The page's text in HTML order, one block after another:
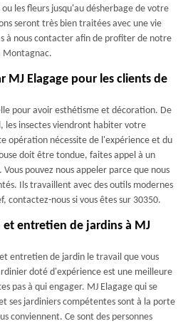
les fleurs jusqu'au désherbage de votre
seront très bien traitées avec une vie
à nous contacter afin de profiter de notre
Montagnac.
MJ Elagage pour les clients de
pour avoir esthétisme et décoration. De
les insectes viendront habiter votre
opération nécessite de l'expérience et du
doit être tondue, faites appel à un
pouvez nous appeler parce que nous
Ils travaillent avec des outils modernes
contactez-nous si vous êtes sur 30350.
entretien de jardins à MJ
entretien de jardin le travail que vous
doté d'expérience est une meilleure
pas à qui engager. MJ Elagage qui se
ses jardiniers compétentes sont à la porte
conviennent. Ce sont des personnes